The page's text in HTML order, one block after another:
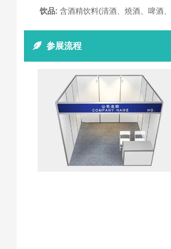
饮品: 含酒精饮料(清酒、燒酒、啤酒
参展流程